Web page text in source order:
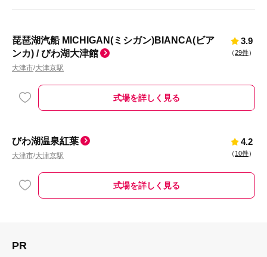
琵琶湖汽船 MICHIGAN(ミシガン)BIANCA(ビア
ンカ) / びわ湖大津館
大津市/大津京駅
3.9
（29件）
式場を詳しく見る
びわ湖温泉紅葉
大津市/大津京駅
4.2
（ 10件）
式場を詳しく見る
PR